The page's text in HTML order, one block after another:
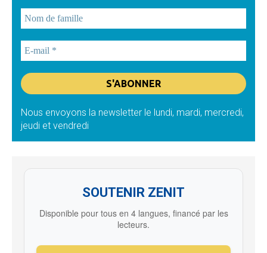
Nous envoyons la newsletter le lundi, mardi, mercredi,
jeudi et vendredi
SOUTENIR ZENIT
Disponible pour tous en 4 langues, financé par les
lecteurs.